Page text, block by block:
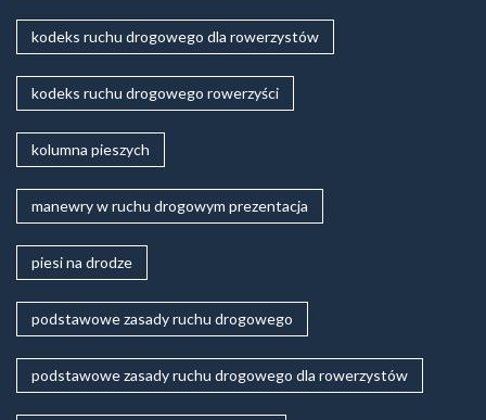
kodeks ruchu drogowego dla rowerzystów
kodeks ruchu drogowego rowerzyści
kolumna pieszych
manewry w ruchu drogowym prezentacja
piesi na drodze
podstawowe zasady ruchu drogowego
podstawowe zasady ruchu drogowego dla rowerzystów